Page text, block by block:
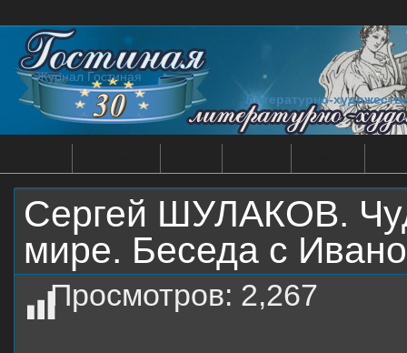
Журнал Гостиная
Литературно-
Сергей ШУЛАКОВ.
мире. Беседа с
Просмотров: 2,267